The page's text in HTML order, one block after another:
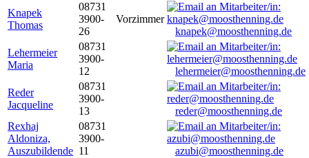
Knapek
Thomas
08731
3900-
26
Vorzimmer
knapek@moosthenning.de
Lehermeier
Maria
08731
3900-
12
lehermeier@moosthenning.de
Reder
Jacqueline
08731
3900-
13
reder@moosthenning.de
Rexhaj
Aldoniza,
Auszubildende
08731
3900-
11
azubi@moosthenning.de